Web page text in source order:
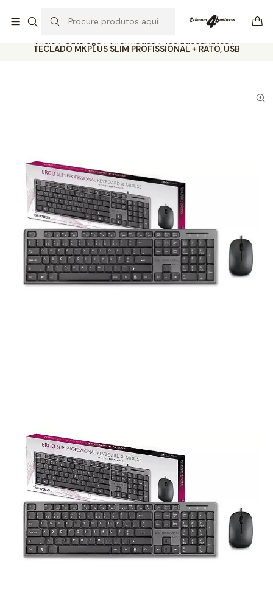
Ler mais
Início Catálogo Informática Teclados&Ratos
TECLADO MKPLUS SLIM PROFISSIONAL + RATO, USB